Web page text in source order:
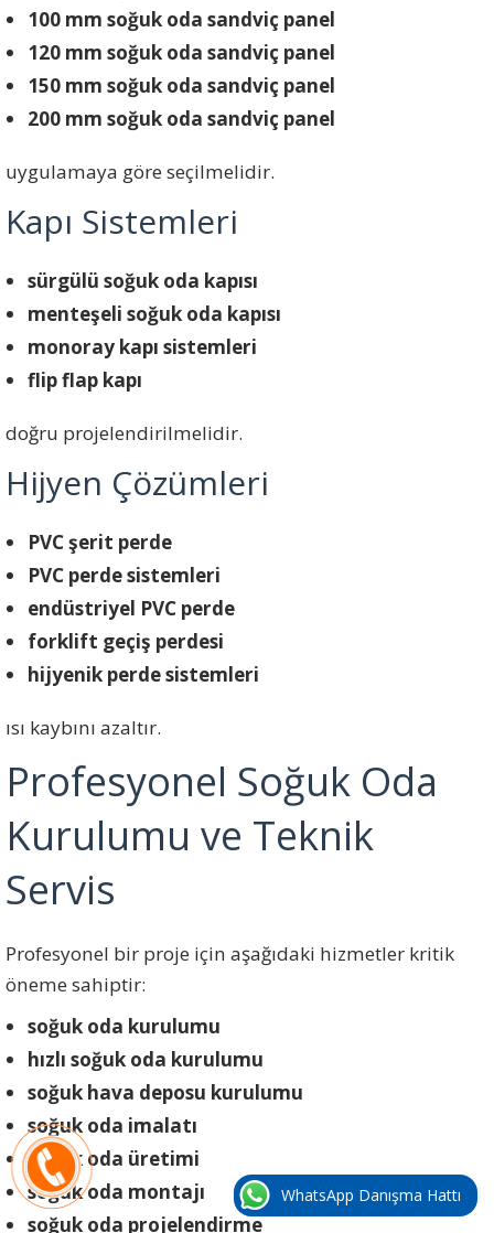
100 mm soğuk oda sandviç panel
120 mm soğuk oda sandviç panel
150 mm soğuk oda sandviç panel
200 mm soğuk oda sandviç panel
uygulamaya göre seçilmelidir.
Kapı Sistemleri
sürgülü soğuk oda kapısı
menteşeli soğuk oda kapısı
monoray kapı sistemleri
flip flap kapı
doğru projelendirilmelidir.
Hijyen Çözümleri
PVC şerit perde
PVC perde sistemleri
endüstriyel PVC perde
forklift geçiş perdesi
hijyenik perde sistemleri
ısı kaybını azaltır.
Profesyonel Soğuk Oda
Kurulumu ve Teknik
Servis
Profesyonel bir proje için aşağıdaki hizmetler kritik
öneme sahiptir:
soğuk oda kurulumu
hızlı soğuk oda kurulumu
soğuk hava deposu kurulumu
soğuk oda imalatı
soğuk oda üretimi
soğuk oda montajı
soğuk oda projelendirme
WhatsApp Danışma Hattı